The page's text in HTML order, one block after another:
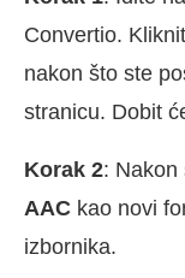
Convertio.
nakon što ste
stranicu. Dobit
Korak 2: Nakon
AAC kao novi
izbornika.